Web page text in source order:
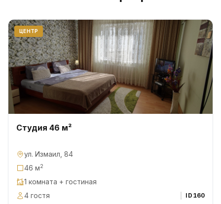
ЦЕНТР
Студия 46 м²
ул. Измаил, 84
46 м2
1 комната + гостиная
4 гостя
ID 160